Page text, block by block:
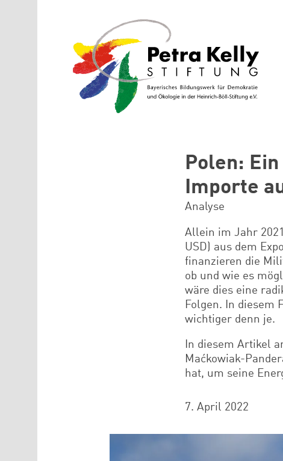
Polen:
Importe
Analyse
Allein im Jahr
USD) aus dem
finanzieren die
ob und wie es
wäre dies eine
Folgen. In diesem
wichtiger denn je.
In diesem Artikel
Maćkowiak-
hat, um seine
7. April 2022